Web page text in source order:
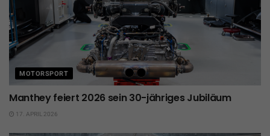
MOTORSPORT
Manthey feiert 2026 sein 30-jähriges Jubiläum
17. APRIL 2026